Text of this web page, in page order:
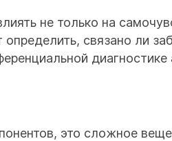
не только на
связано ли
диагностике
это сложное